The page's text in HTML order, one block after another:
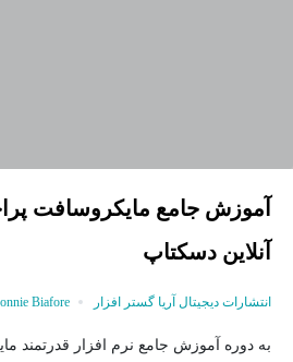
آموزش جامع مایکروسافت
آنلاین دسکتاپ
انتشارات دیجیتال آریا گستر افزار Biafore
به دوره آموزش جامع نرم افزار